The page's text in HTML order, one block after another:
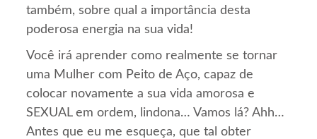
também, sobre qual a importância desta
poderosa energia na sua vida!
Você irá aprender como realmente se tornar
uma Mulher com Peito de Aço, capaz de
colocar novamente a sua vida amorosa e
SEXUAL em ordem, lindona… Vamos lá? Ahh…
Antes que eu me esqueça, que tal obter